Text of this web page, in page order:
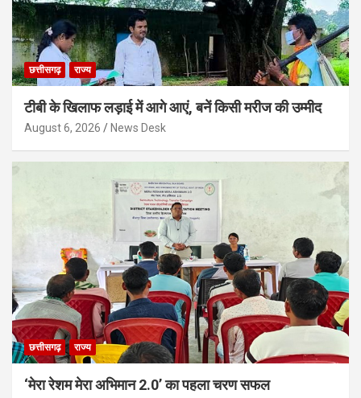
छत्तीसगढ़ राज्य
टीबी के खिलाफ लड़ाई में आगे आएं, बनें किसी मरीज की उम्मीद
August 6, 2026 News Desk
छत्तीसगढ़ राज्य
‘मेरा रेशम मेरा अभिमान 2.0’ का पहला चरण सफल